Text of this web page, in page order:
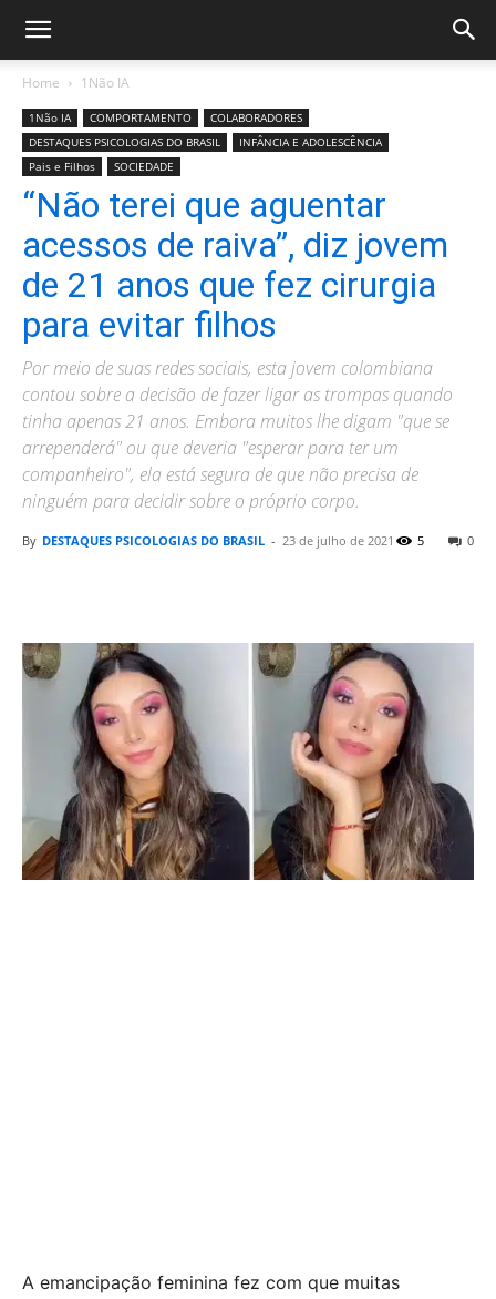
Home 1Não IA
1Não IA COMPORTAMENTO
COLABORADORES
DESTAQUES PSICOLOGIAS DO BRASIL
INFÂNCIA E ADOLESCÊNCIA
Pais e Filhos
SOCIEDADE
“Não terei que aguentar
acessos de raiva”, diz jovem
de 21 anos que fez cirurgia
para evitar filhos
Por meio de suas redes sociais, esta jovem colombiana
contou sobre a decisão de fazer ligar as trompas quando
tinha apenas 21 anos. Embora muitos lhe digam "que se
arrependerá" ou que deveria "esperar para ter um
companheiro", ela está segura de que não precisa de
ninguém para decidir sobre o próprio corpo.
By DESTAQUES PSICOLOGIAS DO BRASIL - 23 de julho de 2021 0
5
A emancipação feminina fez com que muitas